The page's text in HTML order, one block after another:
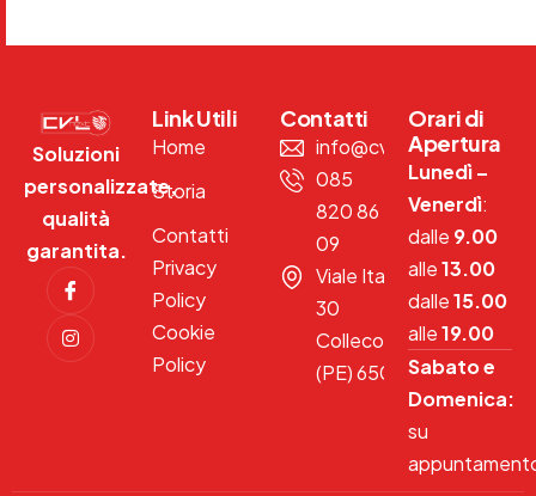
Soluzioni
personalizzate,
qualità
garantita.
Link Utili
Home
Storia
Contatti
Privacy
Policy
Cookie
Policy
Contatti
info@cvlnext.com
085
820 86
09
Viale Italia
30
Collecorvino
(PE) 65010
Orari di
Apertura
Lunedì –
Venerdì:
dalle 9.00
alle13.00
dalle15.00
alle19.00
Sabato e
Domenica:
su